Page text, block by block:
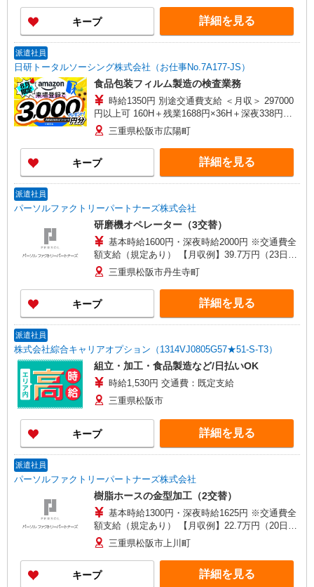
キープ 詳細を見る
派遣社員
日研トータルソーシング株式会社（お仕事No.7A177-JS）
食品包装フィルム製造の検査業務
時給1350円 別途交通費支給 ＜月収＞ 297000
円以上可 160H＋残業1688円×36H＋深夜338円
×60H三重県松阪市広陽町
キープ 詳細を見る
派遣社員
パーソルファクトリーパートナーズ株式会社
研磨機オペレーター（3交替）
基本時給1600円・深夜時給2000円 ※交通費全
額支給（規定あり） 【月収例】39.7万円（23日勤
務＋残業30h＋深夜67h＋休出1日）
三重県松阪市丹生寺町
キープ 詳細を見る
派遣社員
株式会社綜合キャリアオプション（1314VJ0805G57★51-S-T3）
組立・加工・食品製造など/日払いOK
時給1,530円 交通費：既定支給
三重県松阪市
キープ 詳細を見る
派遣社員
パーソルファクトリーパートナーズ株式会社
樹脂ホースの金型加工（2交替）
基本時給1300円・深夜時給1625円 ※交通費全
額支給（規定あり） 【月収例】22.7万円（20日勤
務＋深夜60h ※残業なしの場合）
三重県松阪市上川町
キープ 詳細を見る